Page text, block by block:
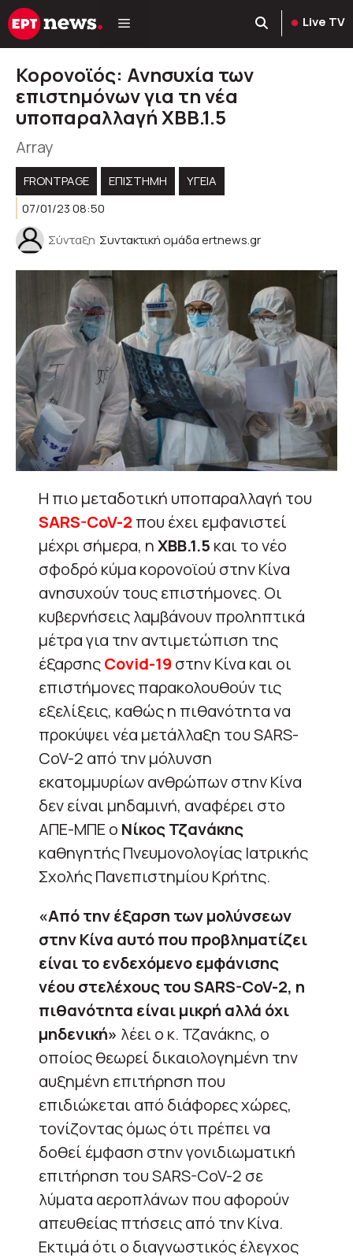
Μετάβαση
σε
Live TV
Κορονοϊός: Ανησυχία των
επιστημόνων για τη νέα
υποπαραλλαγή ΧΒΒ.1.5
Array
FRONTPAGE ΕΠΙΣΤΗΜΗ
ΥΓΕΊΑ
07/01/23 08:50
Σύνταξη Συντακτική ομάδα ertnews.gr
Η πιο μεταδοτική υποπαραλλαγή του
SARS-CoV-2 που έχει εμφανιστεί
μέχρι σήμερα, ηΧΒΒ.1.5 και το νέο
σφοδρό κύμα κορονοϊού στην Κίνα
ανησυχούν τους επιστήμονες. Οι
κυβερνήσεις λαμβάνουν προληπτικά
μέτρα για την αντιμετώπιση της
έξαρσηςCovid-19 στην Κίνα και οι
επιστήμονες παρακολουθούν τις
εξελίξεις, καθώς η πιθανότητα να
προκύψει νέα μετάλλαξη του SARS-
CoV-2 από την μόλυνση
εκατομμυρίων ανθρώπων στην Κίνα
δεν είναι μηδαμινή, αναφέρει στο
ΑΠΕ-ΜΠΕ ο Νίκος Τζανάκης
καθηγητής Πνευμονολογίας Ιατρικής
Σχολής Πανεπιστημίου Κρήτης.
«Από την έξαρση των μολύνσεων
στην Κίνα αυτό που προβληματίζει
είναι το ενδεχόμενο εμφάνισης
νέου στελέχους του SARS-CoV-2, η
πιθανότητα είναι μικρή αλλά όχι
μηδενική» λέει ο κ. Τζανάκης, ο
οποίος θεωρεί δικαιολογημένη την
αυξημένη επιτήρηση που
επιδιώκεται από διάφορες χώρες,
τονίζοντας όμως ότι πρέπει να
δοθεί έμφαση στην γονιδιωματική
επιτήρηση του SARS-CoV-2 σε
λύματα αεροπλάνων που αφορούν
απευθείας πτήσεις από την Κίνα.
Εκτιμά ότι ο διαγνωστικός έλεγχος